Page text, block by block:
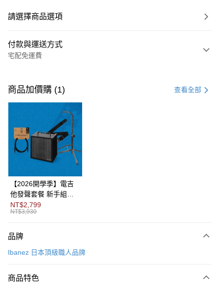
請選擇商品選項
付款與運送方式
宅配免運費
信用卡一次付款
3 期 0 利率 每期
合作金庫商業銀行
華南商業銀行
上海商業儲蓄銀行
臺灣中小企業銀行
匯豐（台灣）商業銀行
聯邦商業銀行
元大商業銀行
台灣樂天信用卡公司
6 期 0 利率 每期NT$5,800
合作金庫商業銀行
華南商業銀行
國泰世華商業銀行
臺灣中小企業銀行
匯豐（台灣）商業銀行
聯邦商業銀行
玉山商業銀行
台灣樂天信用卡公司
12 期 0 利率 每期NT$2,900
華南商業銀行
上海商業儲蓄銀行
國泰世華商業銀行
臺灣中小企業銀行
元大商業銀行
玉山商業銀行
Apple Pay
街口支付
Google Pay
AFTEE先享後付
商品加價購 (1) 查看全部
【2026開學季】電吉
他發聲套餐 新手組合
包
NT$2,799
NT$3,930
品牌
Ibanez 日本頂級職人品牌
商品特色